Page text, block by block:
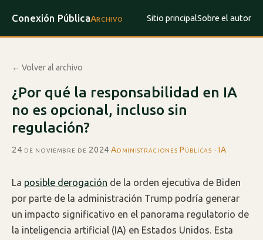
Conexión PúblicaArchivo Sitio principalSobre el autor
← Volver al archivo
¿Por qué la responsabilidad en IA
no es opcional, incluso sin
regulación?
24 de noviembre de 2024·Administraciones Públicas · IA
La posible derogación de la orden ejecutiva de Biden
por parte de la administración Trump podría generar
un impacto significativo en el panorama regulatorio de
la inteligencia artificial (IA) en Estados Unidos. Esta